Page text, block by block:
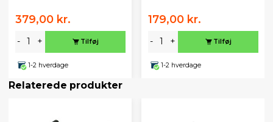
379,00 kr.
- + Tilføj
1-2 hverdage
179,00 kr.
- + Tilføj
1-2 hverdage
Relaterede produkter